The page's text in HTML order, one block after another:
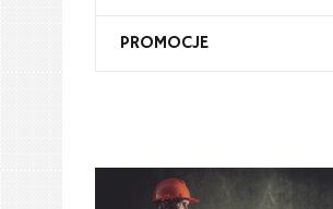
PROMOCJE